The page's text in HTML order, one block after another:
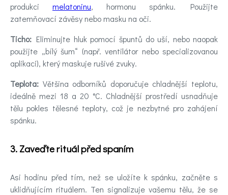
produkci melatoninu, hormonu spánku. Použijte
zatemňovací závěsy nebo masku na oči.
Ticho: Eliminujte hluk pomocí špuntů do uší, nebo naopak
použijte „bílý šum“ (např. ventilátor nebo specializovanou
aplikaci), který maskuje rušivé zvuky.
Teplota: Většina odborníků doporučuje chladnější teplotu,
ideálně mezi 18 a 20 °C. Chladnější prostředí usnadňuje
tělu pokles tělesné teploty, což je nezbytné pro zahájení
spánku.
3. Zaveďte rituál před spaním
Asi hodinu před tím, než se uložíte k spánku, začněte s
uklidňujícím rituálem. Ten signalizuje vašemu tělu, že se